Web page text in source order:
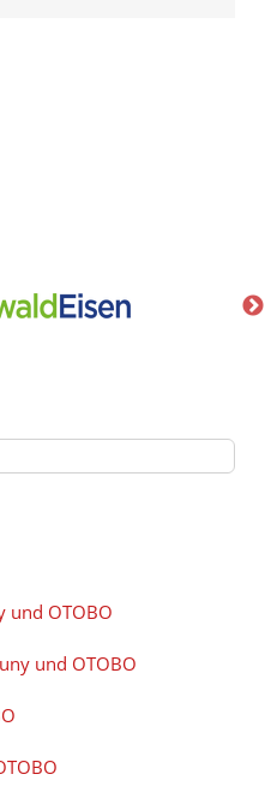
und OTOBO
und OTOBO